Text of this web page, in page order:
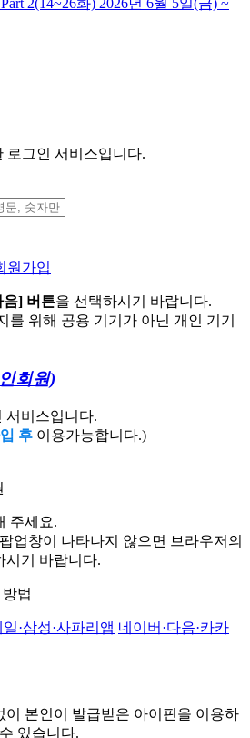
로그인 서비스입니다.
원가입
음] 버튼을 선택하시기 바랍니다.
를 위해 공용 기기가 아닌 개인 기기
회원)
서비스입니다.
후 이용가능합니다.)
주세요.
업창이 나타나지 않으면 브라우저의
시기 바랍니다.
법
일·삼성·사파리앱 네이버·다음·카카
이 본인이 발급받은 아이핀을 이용하
있습니다.